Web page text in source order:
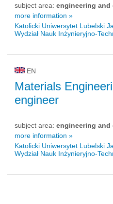
subject area: engineering and
more information »
Katolicki Uniwersytet Lubelski
Wydział Nauk Inżynieryjno-
EN
Materials
engineer
subject area: engineering and
more information »
Katolicki Uniwersytet Lubelski
Wydział Nauk Inżynieryjno-